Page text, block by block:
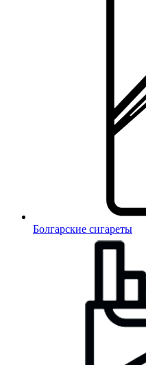
Болгарские сигареты